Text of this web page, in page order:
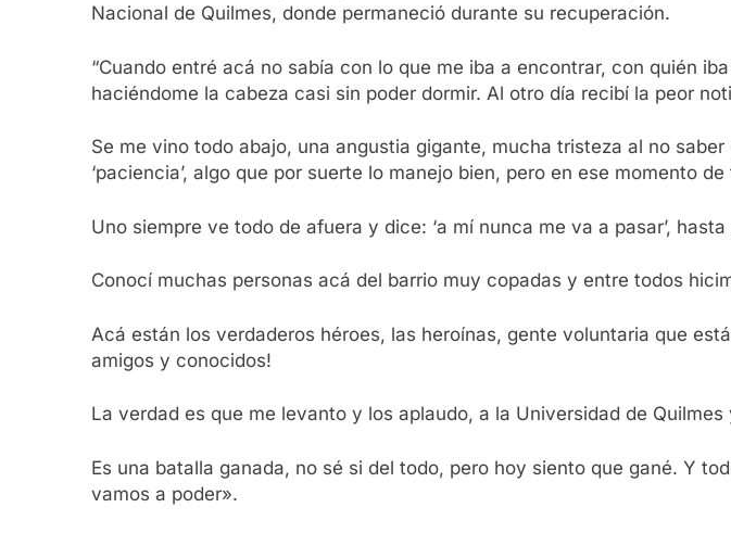
Nacional de Quilmes, donde permaneció durante su recuperación.
“Cuando entré acá no sabía con lo que me iba a encontrar, con quién
haciéndome la cabeza casi sin poder dormir. Al otro día recibí la peor
Se me vino todo abajo, una angustia gigante, mucha tristeza al no
‘paciencia’, algo que por suerte lo manejo bien, pero en ese momento
Uno siempre ve todo de afuera y dice: ‘a mí nunca me va a pasar’,
Conocí muchas personas acá del barrio muy copadas y entre todos
Acá están los verdaderos héroes, las heroínas, gente voluntaria que
amigos y conocidos!
La verdad es que me levanto y los aplaudo, a la Universidad de
Es una batalla ganada, no sé si del todo, pero hoy siento que gané. Y
vamos a poder».